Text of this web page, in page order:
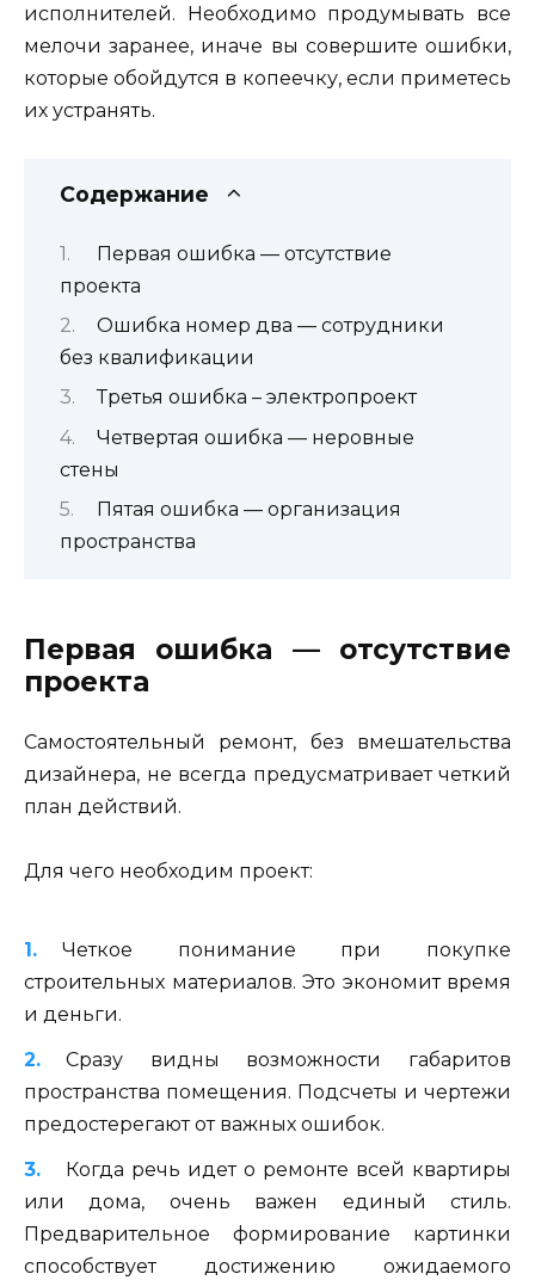
исполнителей. Необходимо продумывать все
мелочи заранее, иначе вы совершите ошибки,
которые обойдутся в копеечку, если приметесь
их устранять.
Содержание
Первая ошибка — отсутствие
проекта
Ошибка номер два — сотрудники
без квалификации
Третья ошибка – электропроект
Четвертая ошибка — неровные
стены
Пятая ошибка — организация
пространства
Первая ошибка — отсутствие
проекта
Самостоятельный ремонт, без вмешательства
дизайнера, не всегда предусматривает четкий
план действий.
Для чего необходим проект:
Четкое понимание при покупке
строительных материалов. Это экономит время
и деньги.
Сразу видны возможности габаритов
пространства помещения. Подсчеты и чертежи
предостерегают от важных ошибок.
Когда речь идет о ремонте всей квартиры
или дома, очень важен единый стиль.
Предварительное формирование картинки
способствует достижению ожидаемого